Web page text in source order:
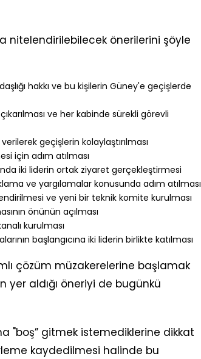
nitelendirilebilecek önerilerini şöyle
hakkı ve bu kişilerin Güney'e geçişlerde
ve her kabinde sürekli görevli
geçişlerin kolaylaştırılması
için adım atılması
iki liderin ortak ziyaret gerçekleştirmesi
ve yargılamalar konusunda adım atılması
ve yeni bir teknik komite kurulması
önünün açılması
kurulması
başlangıcına iki liderin birlikte katılması
çözüm müzakerelerine başlamak
aldığı öneriyi de bugünkü
"boş” gitmek istemediklerine dikkat
kaydedilmesi halinde bu